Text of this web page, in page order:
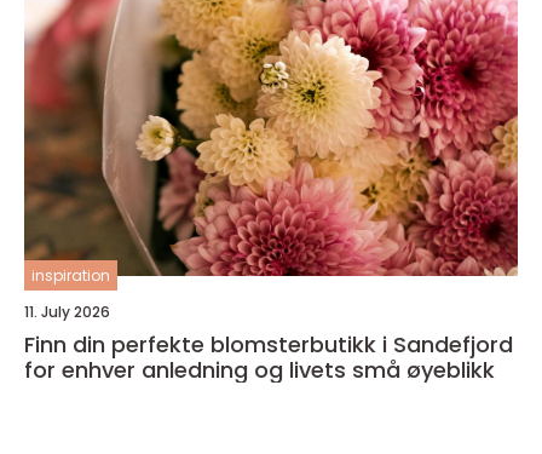
inspiration
11. July 2026
Finn din perfekte blomsterbutikk i Sandefjord
for enhver anledning og livets små øyeblikk